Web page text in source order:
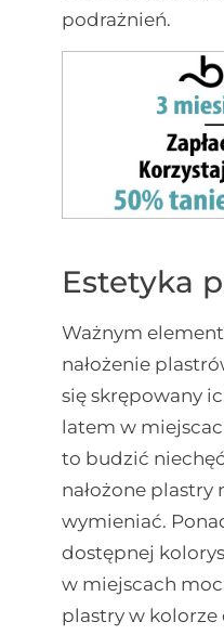
podrażnień.
Estetyka
Ważnym
nałożenie
się skrępowany
latem w
to budzić
nałożone plastry
wymieniać.
dostępnej
w miejscach
plastry w kolorze